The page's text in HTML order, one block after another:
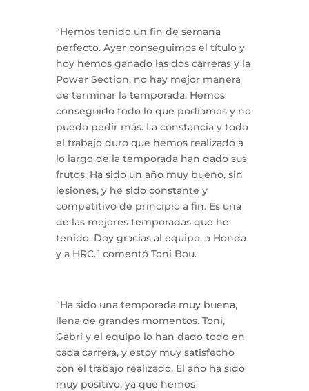
“Hemos tenido un fin de semana
perfecto. Ayer conseguimos el título y
hoy hemos ganado las dos carreras y la
Power Section, no hay mejor manera
de terminar la temporada. Hemos
conseguido todo lo que podíamos y no
puedo pedir más. La constancia y todo
el trabajo duro que hemos realizado a
lo largo de la temporada han dado sus
frutos. Ha sido un año muy bueno, sin
lesiones, y he sido constante y
competitivo de principio a fin. Es una
de las mejores temporadas que he
tenido. Doy gracias al equipo, a Honda
y a HRC.” comentó Toni Bou.
“Ha sido una temporada muy buena,
llena de grandes momentos. Toni,
Gabri y el equipo lo han dado todo en
cada carrera, y estoy muy satisfecho
con el trabajo realizado. El año ha sido
muy positivo, ya que hemos